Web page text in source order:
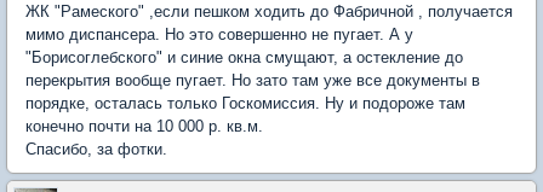
ЖК "Рамеского" ,если пешком ходить до Фабричной , получается
мимо диспансера. Но это совершенно не пугает. А у
"Борисоглебского" и синие окна смущают, а остекление до
перекрытия вообще пугает. Но зато там уже все документы в
порядке, осталась только Госкомиссия. Ну и подороже там
конечно почти на 10 000 р. кв.м.
Спасибо, за фотки.